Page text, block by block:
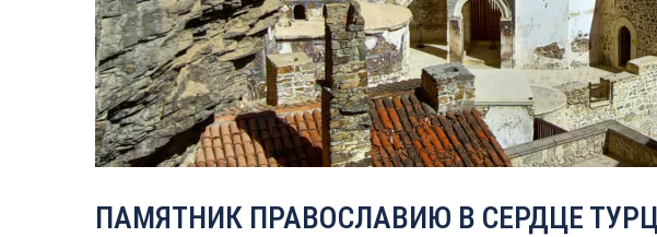
ПАМЯТНИК ПРАВОСЛАВИЮ В СЕРДЦЕ